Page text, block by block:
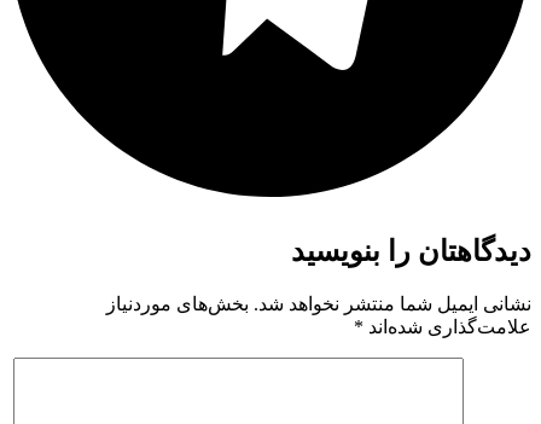
دیدگاهتان را بنویسید
نشانی ایمیل شما منتشر نخواهد شد. بخش‌های موردنیاز
علامت‌گذاری شده‌اند *